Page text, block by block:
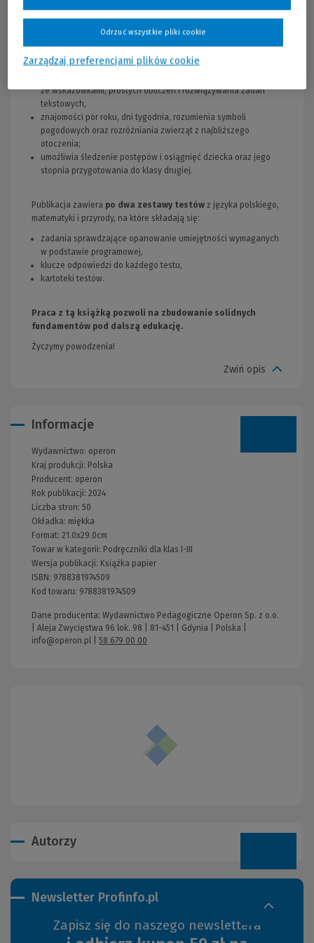
klasy pierwszej w zakresie:
pisania z uwzględnieniem wybranych zasad ortograficznych i
wykonywania działań matematycznych w zakresie 20,
ze wskazówkami, prostych obliczeń i rozwiązywania zadań
tekstowych,
znajomości pór roku, dni tygodnia, rozumienia symboli
pogodowych oraz rozróżniania zwierząt z najbliższego
otoczenia;
umożliwia śledzenie postępów i osiągnięć dziecka oraz jego
stopnia przygotowania do klasy drugiej.
Publikacja zawiera po dwa zestawy testów z języka polskiego,
matematyki i przyrody, na które składają się:
zadania sprawdzające opanowanie umiejętności wymaganych
w podstawie programowej,
klucze odpowiedzi do każdego testu,
kartoteki testów.
Praca z tą książką pozwoli na zbudowanie solidnych
fundamentów pod dalszą edukację.
Życzymy powodzenia!
Zwiń opis
Informacje
Wydawnictwo: operon
Kraj produkcji: Polska
Producent: operon
Rok publikacji: 2024
Liczba stron: 50
Okładka: miękka
Format: 21.0x29.0cm
Towar w kategorii: Podręczniki dla klas I-III
Wersja publikacji: Książka papier
ISBN: 9788381974509
Kod towaru: 9788381974509
Dane producenta: Wydawnictwo Pedagogiczne Operon Sp. z o.o.
| Aleja Zwycięstwa 96 lok. 98 | 81-451 | Gdynia | Polska |
info@operon.pl
58 679 00 00
Autorzy
Newsletter Profinfo.pl
Zapisz się do naszego newslettera
Zarządzaj preferencjami plików cookie
Odrzuć wszystkie pliki cookie